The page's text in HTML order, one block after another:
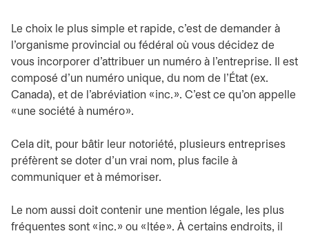
Le choix le plus simple et rapide, c’est de demander à
l’organisme provincial ou fédéral où vous décidez de
vous incorporer d’attribuer un numéro à l’entreprise. Il est
composé d’un numéro unique, du nom de l’État (ex.
Canada), et de l’abréviation « inc. ». C’est ce qu’on appelle
« une société à numéro ».
Cela dit, pour bâtir leur notoriété, plusieurs entreprises
préfèrent se doter d’un vrai nom, plus facile à
communiquer et à mémoriser.
Le nom aussi doit contenir une mention légale, les plus
fréquentes sont « inc. » ou « ltée ». À certains endroits, il